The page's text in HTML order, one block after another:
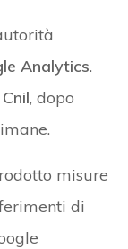
Analytics.
Cnil, dopo
misure
di